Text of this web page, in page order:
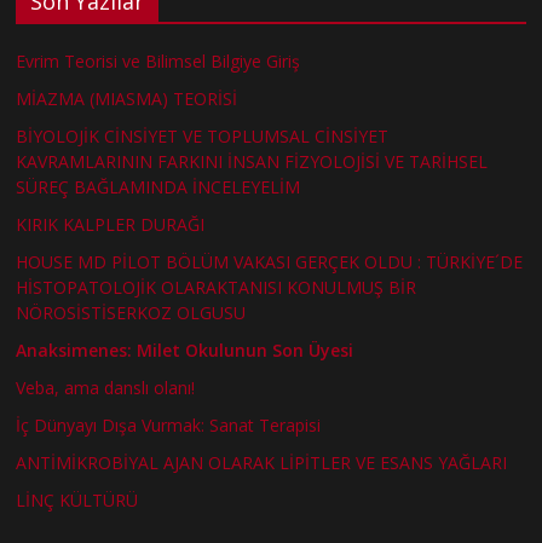
Evrim Teorisi ve Bilimsel Bilgiye Giriş
MİAZMA (MIASMA) TEORİSİ
BİYOLOJİK CİNSİYET VE TOPLUMSAL CİNSİYET
KAVRAMLARININ FARKINI İNSAN FİZYOLOJİSİ VE TARİHSEL
SÜREÇ BAĞLAMINDA İNCELEYELİM
KIRIK KALPLER DURAĞI
HOUSE MD PİLOT BÖLÜM VAKASI GERÇEK OLDU : TÜRKİYE´DE
HİSTOPATOLOJİK OLARAKTANISI KONULMUŞ BİR
NÖROSİSTİSERKOZ OLGUSU
Anaksimenes: Milet Okulunun Son Üyesi
Veba, ama danslı olanı!
İç Dünyayı Dışa Vurmak: Sanat Terapisi
ANTİMİKROBİYAL AJAN OLARAK LİPİTLER VE ESANS YAĞLARI
LİNÇ KÜLTÜRÜ